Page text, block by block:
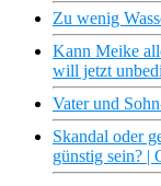
Zu wenig
Kann Meike
will jetzt
Vater und
Skandal oder
günstig sein? |